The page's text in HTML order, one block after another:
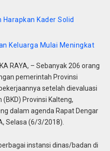
Harapkan Kader Solid
Keluarga Mulai Meningkat
RAYA, – Sebanyak 206 orang
pemerintah Provinsi
setelah dievaluasi
Provinsi Kalteng,
dalam agenda Rapat Dengar
Selasa (6/3/2018).
instansi dinas/badan di